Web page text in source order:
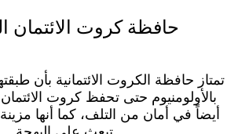
حافظة كروت الائتمان
تمتاز حافظة الكروت الائتمانية بأن
بالأولومنيوم حتى تحفظ كروت
أيضاً في أمان من التلف، كما أنها